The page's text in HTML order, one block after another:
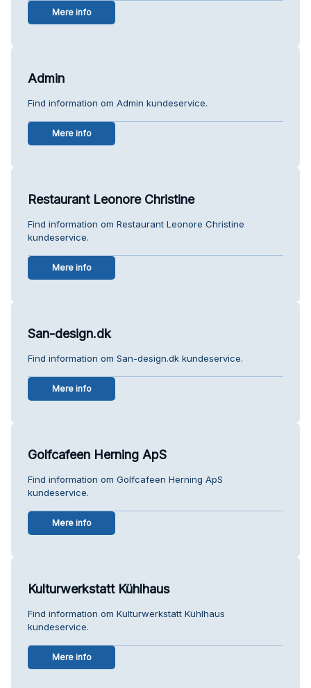
Mere info
Admin
Find information om Admin kundeservice.
Mere info
Restaurant Leonore Christine
Find information om Restaurant Leonore Christine
kundeservice.
Mere info
San-design.dk
Find information om San-design.dk kundeservice.
Mere info
Golfcafeen Herning ApS
Find information om Golfcafeen Herning ApS
kundeservice.
Mere info
Kulturwerkstatt Kühlhaus
Find information om Kulturwerkstatt Kühlhaus
kundeservice.
Mere info